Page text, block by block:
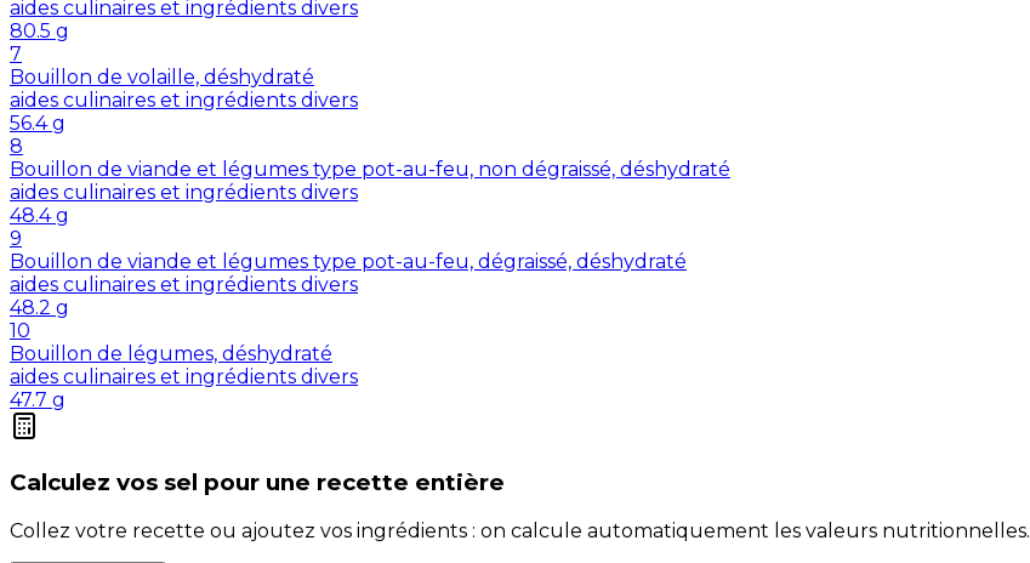
aides culinaires et ingrédients divers
80.5 g
7
Bouillon de volaille, déshydraté
aides culinaires et ingrédients divers
56.4 g
8
Bouillon de viande et légumes type pot-au-feu, non dégraissé, déshydraté
aides culinaires et ingrédients divers
48.4 g
9
Bouillon de viande et légumes type pot-au-feu, dégraissé, déshydraté
aides culinaires et ingrédients divers
48.2 g
10
Bouillon de légumes, déshydraté
aides culinaires et ingrédients divers
47.7 g
Calculez vos sel pour une recette entière
Collez votre recette ou ajoutez vos ingrédients : on calcule automatiquement les valeurs nutritionnelles.